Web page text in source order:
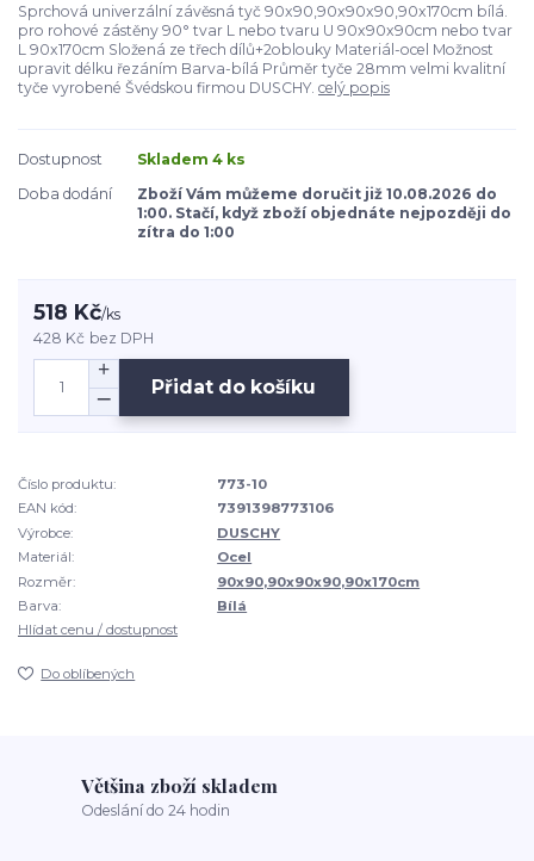
Sprchová univerzální závěsná tyč 90x90,90x90x90,90x170cm bílá.
pro rohové zástěny 90° tvar L nebo tvaru U 90x90x90cm nebo tvar
L 90x170cm Složená ze třech dílů+2oblouky Materiál-ocel Možnost
upravit délku řezáním Barva-bílá Průměr tyče 28mm velmi kvalitní
tyče vyrobené Švédskou firmou DUSCHY. celý popis
Dostupnost
Skladem 4 ks
Doba dodání
Zboží Vám můžeme doručit již 10.08.2026 do
1:00. Stačí, když zboží objednáte nejpozději do
zítra do 1:00
518 Kč/ks
428 Kč bez DPH
Přidat do košíku
Číslo produktu:
773-10
EAN kód:
7391398773106
Výrobce:
DUSCHY
Materiál:
Ocel
Rozměr:
90x90,90x90x90,90x170cm
Barva:
Bílá
Hlídat cenu / dostupnost
Do oblíbených
Většina zboží skladem
Odeslání do 24 hodin